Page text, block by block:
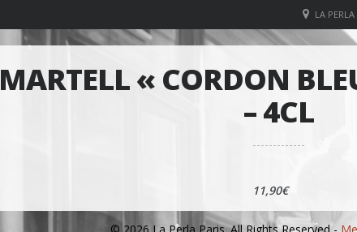
LA
MARTELL « CORDON
– 4CL
11,90€